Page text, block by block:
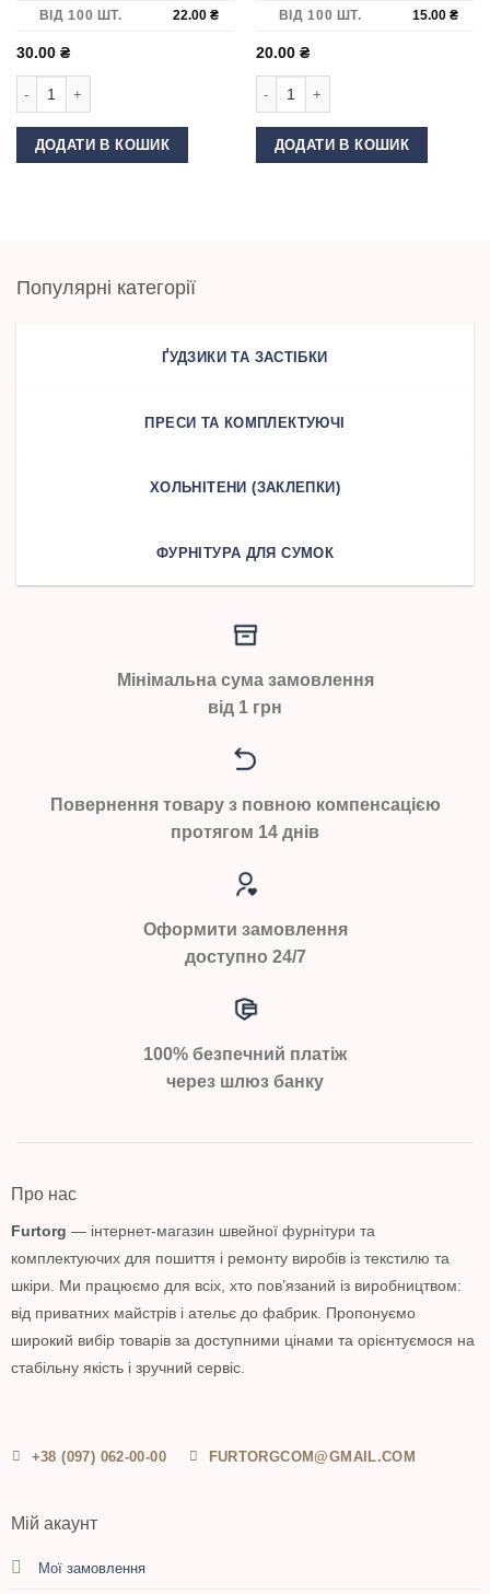
ВІД 100 ШТ.
22.00₴
30.00 ₴
ДОДАТИ В КОШИК
ВІД 100 ШТ.
15.00₴
20.00 ₴
ДОДАТИ В КОШИК
Популярні категорії
ҐУДЗИКИ ТА ЗАСТІБКИ
ПРЕСИ ТА КОМПЛЕКТУЮЧІ
ХОЛЬНІТЕНИ (ЗАКЛЕПКИ)
ФУРНІТУРА ДЛЯ СУМОК
Мінімальна сума замовлення
від 1 грн
Повернення товару з повною компенсацією
протягом 14 днів
Оформити замовлення
доступно 24/7
100% безпечний платіж
через шлюз банку
Про нас
Furtorg — інтернет-магазин швейної фурнітури та
комплектуючих для пошиття і ремонту виробів із текстилю та
шкіри. Ми працюємо для всіх, хто пов’язаний із виробництвом:
від приватних майстрів і ательє до фабрик. Пропонуємо
широкий вибір товарів за доступними цінами та орієнтуємося на
стабільну якість і зручний сервіс.
+38 (097) 062-00-00 FURTORGCOM@GMAIL.COM
Мій акаунт
Мої замовлення